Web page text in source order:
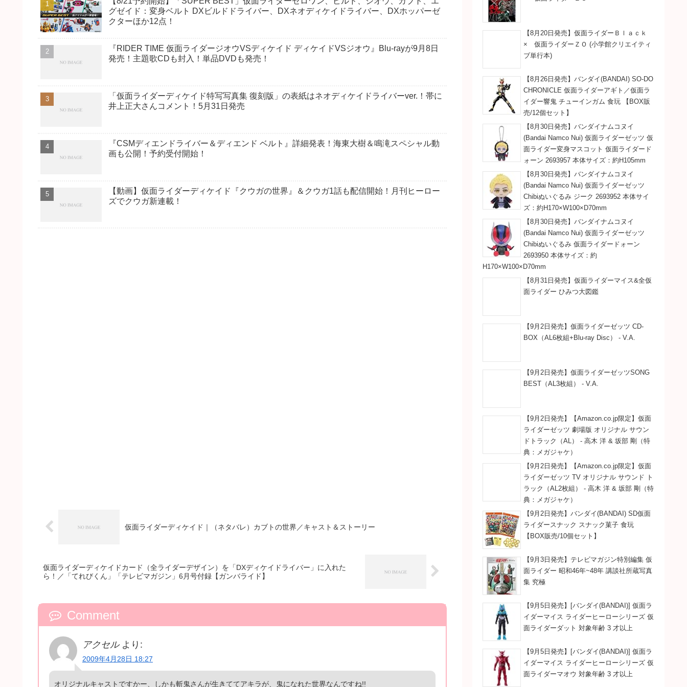
グゼイド：変身ベルト DXビルドドライバー、DXネオディケイドライバー、DXホッパーゼ
クターほか12点！
『RIDER TIME 仮面ライダージオウVSディケイド ディケイドVSジオウ』Blu-rayが9月8日
発売！主題歌CDも封入！単品DVDも発売！
「仮面ライダーディケイド特写写真集 復刻版」の表紙はネオディケイドライバーver.！帯に
井上正大さんコメント！5月31日発売
『CSMディエンドライバー＆ディエンド ベルト』詳細発表！海東大樹＆鳴滝スペシャル動
画も公開！予約受付開始！
【動画】仮面ライダーディケイド『クウガの世界』＆クウガ1話も配信開始！月刊ヒーロー
ズでクウガ新連載！
仮面ライダーディケイド｜（ネタバレ）カブトの世界／キャスト＆ストーリー
仮面ライダーディケイドカード（全ライダーデザイン）を「DXディケイドライバー」に入れた
ら！／「てれびくん」「テレビマガジン」6月号付録【ガンバライド】
Comment
アクセル より:
2009年4月28日 18:27
オリジナルキャストですかー、しかも斬鬼さんが生きててアキラが、鬼になれた世界なんですね!!
【8月20日発売】仮面ライダーＢｌａｃｋ
× 仮面ライダーＺＯ (小学館クリエイティ
ブ単行本)
【8月26日発売】バンダイ(BANDAI) SO-DO
CHRONICLE 仮面ライダーアギト／仮面ラ
イダー響鬼 チューインガム 食玩 【BOX販
売/12個セット】
【8月30日発売】バンダイナムコヌイ
(Bandai Namco Nui) 仮面ライダーゼッツ 仮
面ライダー変身マスコット 仮面ライダード
ォーン 2693957 本体サイズ：約H105mm
【8月30日発売】バンダイナムコヌイ
(Bandai Namco Nui) 仮面ライダーゼッツ
Chibiぬいぐるみ ジーク 2693952 本体サイ
ズ：約H170×W100×D70mm
【8月30日発売】バンダイナムコヌイ
(Bandai Namco Nui) 仮面ライダーゼッツ
Chibiぬいぐるみ 仮面ライダードォーン
2693950 本体サイズ：約
H170×W100×D70mm
【8月31日発売】仮面ライダーマイス&全仮
面ライダー ひみつ大図鑑
【9月2日発売】仮面ライダーゼッツ CD-
BOX（AL6枚組+Blu-ray Disc） - V.A.
【9月2日発売】仮面ライダーゼッツSONG
BEST（AL3枚組） - V.A.
【9月2日発売】【Amazon.co.jp限定】仮面
ライダーゼッツ 劇場版 オリジナル サウン
ドトラック（AL） - 高木 洋 & 坂部 剛（特
典：メガジャケ）
【9月2日発売】【Amazon.co.jp限定】仮面
ライダーゼッツ TV オリジナル サウンド ト
ラック（AL2枚組） - 高木 洋 & 坂部 剛（特
典：メガジャケ）
【9月2日発売】バンダイ(BANDAI) SD仮面
ライダースナック スナック菓子 食玩
【BOX販売/10個セット】
【9月3日発売】テレビマガジン特別編集 仮
面ライダー 昭和46年~48年 講談社所蔵写真
集 究極
【9月5日発売】[バンダイ(BANDAI)] 仮面ラ
イダーマイス ライダーヒーローシリーズ 仮
面ライダーダット 対象年齢 3 才以上
【9月5日発売】[バンダイ(BANDAI)] 仮面ラ
イダーマイス ライダーヒーローシリーズ 仮
面ライダーマオウ 対象年齢 3 才以上